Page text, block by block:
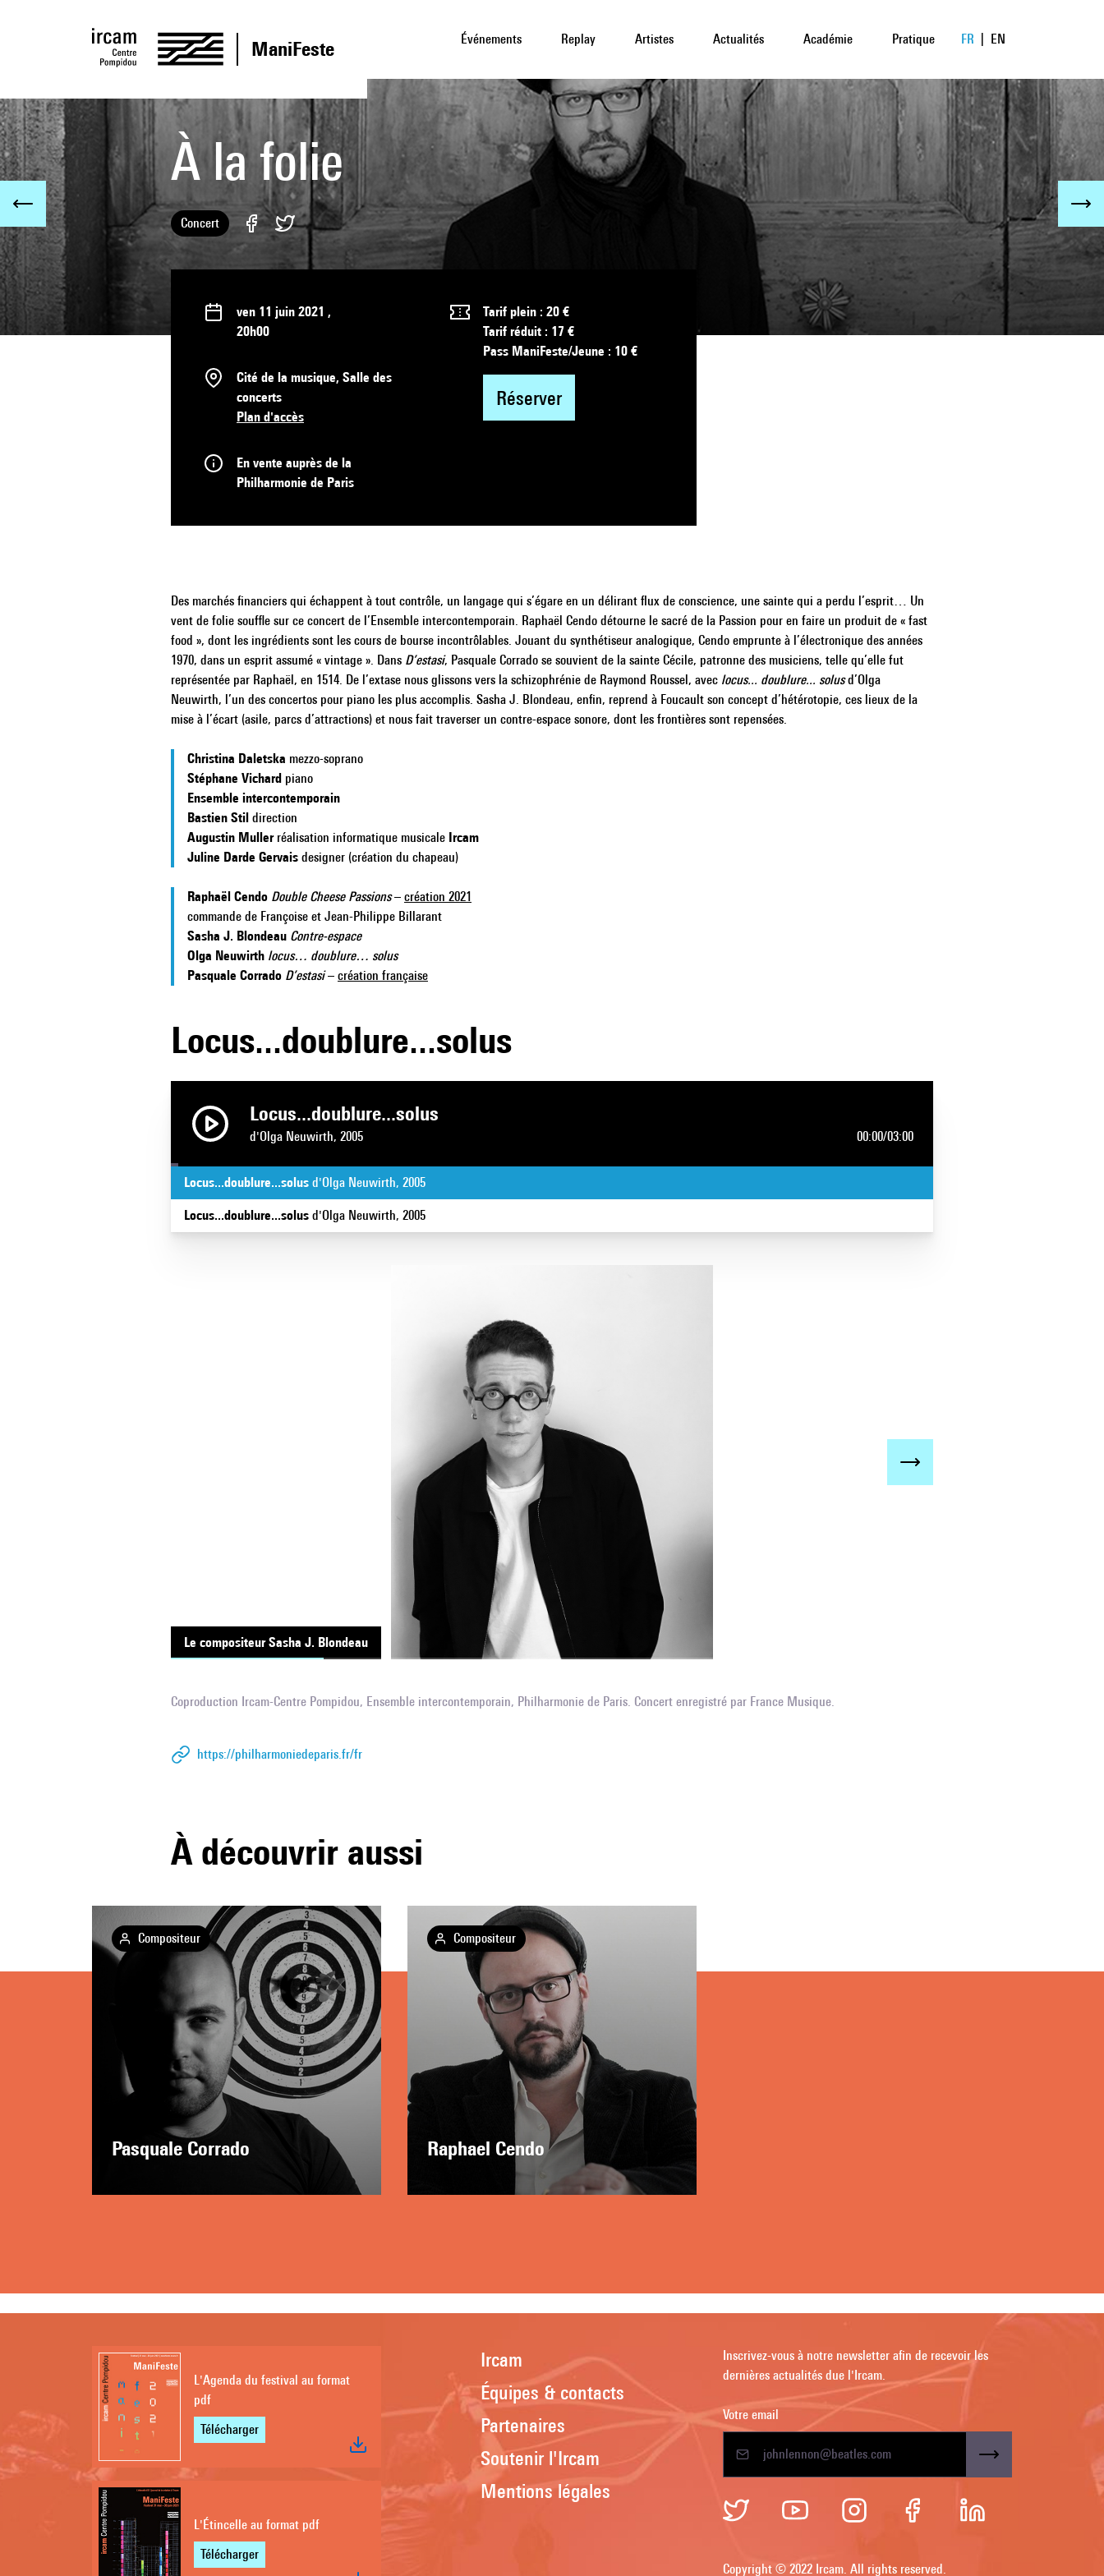
ManiFeste Événements Replay Artistes Actualités Académie Pratique FR EN
À la folie
Concert
ven 11 juin 2021 ,
20h00
Cité de la musique, Salle des
concerts
Plan d'accès
Tarif plein : 20 €
Tarif réduit : 17 €
Pass ManiFeste/Jeune : 10 €
Réserver
En vente auprès de la
Philharmonie de Paris
Des marchés financiers qui échappent à tout contrôle, un langage qui s’égare en un délirant flux de conscience, une sainte qui a perdu l’esprit… Un
vent de folie souffle sur ce concert de l’Ensemble intercontemporain. Raphaël Cendo détourne le sacré de la Passion pour en faire un produit de « fast
food », dont les ingrédients sont les cours de bourse incontrôlables. Jouant du synthétiseur analogique, Cendo emprunte à l’électronique des années
1970, dans un esprit assumé « vintage ». Dans D’estasi, Pasquale Corrado se souvient de la sainte Cécile, patronne des musiciens, telle qu’elle fut
représentée par Raphaël, en 1514. De l’extase nous glissons vers la schizophrénie de Raymond Roussel, avec locus... doublure... solusd’Olga
Neuwirth, l’un des concertos pour piano les plus accomplis. Sasha J. Blondeau, enfin, reprend à Foucault son concept d’hétérotopie, ces lieux de la
mise à l’écart (asile, parcs d’attractions) et nous fait traverser un contre-espace sonore, dont les frontières sont repensées.
Christina Daletska mezzo-soprano
Stéphane Vichard piano
Ensemble intercontemporain
Bastien Stil direction
Augustin Mullerréalisation informatique musicale Ircam
Juline Darde Gervais designer (création du chapeau)
Raphaël Cendo Double Cheese Passions– création 2021
commande de Françoise et Jean-Philippe Billarant
Sasha J. Blondeau Contre-espace
Olga Neuwirth locus… doublure… solus
Pasquale Corrado D’estasi– création française
Locus...doublure...solus
00:00/03:00
Locus...doublure...solus
d'Olga Neuwirth, 2005
Locus...doublure...solus d'Olga Neuwirth, 2005
Locus...doublure...solus d'Olga Neuwirth, 2005
Le compositeur Sasha J. Blondeau
Coproduction Ircam-Centre Pompidou, Ensemble intercontemporain, Philharmonie de Paris. Concert enregistré par France Musique.
https://philharmoniedeparis.fr/fr
À découvrir aussi
Compositeur
Pasquale Corrado
Compositeur
Raphael Cendo
L'Agenda du festival au format
pdf
Télécharger
L'Étincelle au format pdf
Télécharger
Ircam
Équipes & contacts
Partenaires
Soutenir l'Ircam
Mentions légales
Inscrivez-vous à notre newsletter afin de recevoir les
dernières actualités due l'Ircam.
Votre email
Copyright © 2022 Ircam. All rights reserved.